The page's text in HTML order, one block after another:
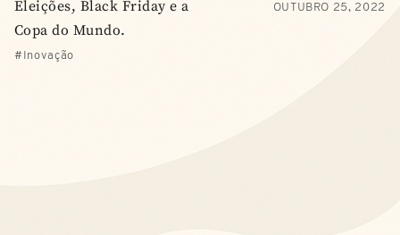
Eleições, Black Friday e a
Copa do Mundo.
OUTUBRO 25, 2022
Inovação